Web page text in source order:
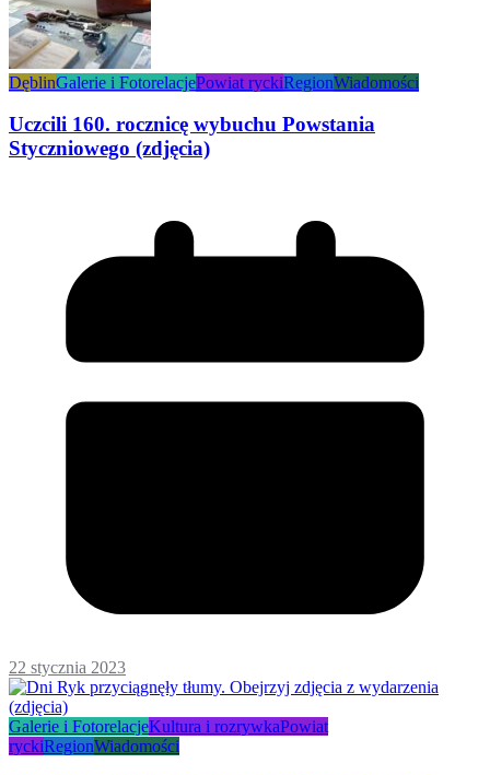
DęblinGalerie i FotorelacjePowiat ryckiRegionWiadomości
Uczcili 160. rocznicę wybuchu Powstania
Styczniowego (zdjęcia)
22 stycznia 2023
Galerie i FotorelacjeKultura i rozrywkaPowiat
ryckiRegionWiadomości